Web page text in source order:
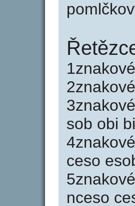
sob obi
ceso
nceso